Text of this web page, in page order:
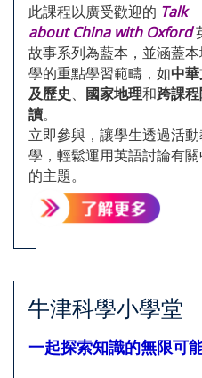
此課程以廣受歡迎的 Talk
about China with Oxford
故事系列為藍本，並涵蓋
學的重點學習範疇，如中
及歷史、 國家地理和跨課
讀。
立即參與，讓學生透過活動
學，輕鬆運用英語討論有
的主題。
牛津科學小學堂
一起探索知識的無限可